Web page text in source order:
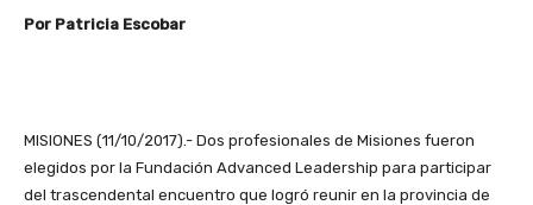
Por Patricia Escobar
MISIONES (11/10/2017).- Dos profesionales de Misiones fueron
elegidos por la Fundación Advanced Leadership para participar
del trascendental encuentro que logró reunir en la provincia de